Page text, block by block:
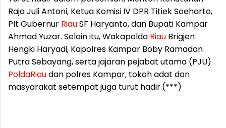
Raja Juli Antoni, Ketua Komisi IV DPR Titiek Soeharto,
Plt Gubernur RiauSF Haryanto, dan Bupati Kampar
Ahmad Yuzar. Selain itu, Wakapolda Riau Brigjen
Hengki Haryadi, Kapolres Kampar Boby Ramadan
Putra Sebayang, serta jajaran pejabat utama (PJU)
PoldaRiaudan polres Kampar, tokoh adat dan
masyarakat setempat juga turut hadir.(***)